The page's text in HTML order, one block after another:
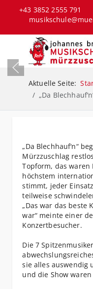
+43 3852 2555 791
Aktuelle Seite:
„Da
„Da Blechhauf‘n“
Mürzzuschlag
Topform, das
höchstem
stimmt, jeder
teilweise
„Das war das beste
war“ meinte einer
Konzertbesucher.
Die 7
sie alles auswendig
und die Show